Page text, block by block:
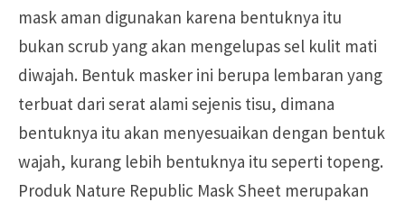
mask aman digunakan karena bentuknya itu
bukan scrub yang akan mengelupas sel kulit mati
diwajah. Bentuk masker ini berupa lembaran yang
terbuat dari serat alami sejenis tisu, dimana
bentuknya itu akan menyesuaikan dengan bentuk
wajah, kurang lebih bentuknya itu seperti topeng.
Produk Nature Republic Mask Sheet merupakan